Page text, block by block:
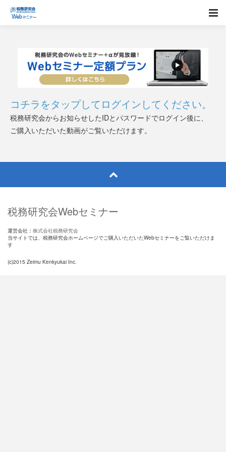
コチラをタップしてログインしてください。
税務研究会からお知らせしたIDとパスワードでログイン後に、
ご購入いただいた動画がご覧いただけます。
税務研究会Webセミナー
運営会社： 株式会社税務研究会
当サイトでは、税務研究会ホームページでご購入いただいたWebセミナーをご覧いただけま
す
(c)2015 Zeimu Kenkyukai Inc.